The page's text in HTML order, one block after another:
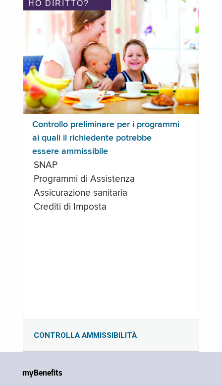
HO DIRITTO?
Controllo preliminare per i programmi
ai quali il richiedente potrebbe
essere ammissibile
SNAP
Programmi di Assistenza
Assicurazione sanitaria
Crediti di Imposta
CONTROLLA AMMISSIBILITÀ
myBenefits